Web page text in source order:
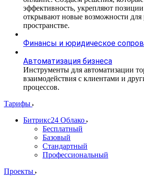
эффективность, укрепляют
открывают новые возможности для
пространстве.
Финансы и юридическое
Автоматизация бизнеса
Инструменты для автоматизации
взаимодействия с клиентами и
процессов.
Тарифы
Битрикс24 Облако
Бесплатный
Базовый
Стандартный
Профессиональный
Проекты